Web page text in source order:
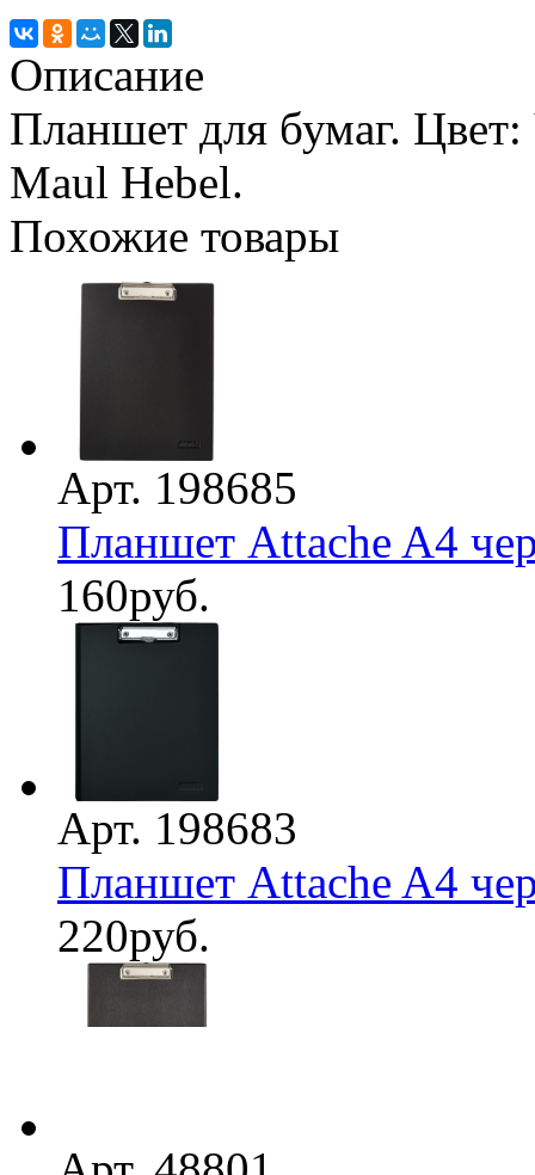
Описание
Планшет для бумаг.
Maul Hebel.
Похожие товары
Арт. 198685
Планшет Attache A4
160руб.
Арт. 198683
Планшет Attache A4
220руб.